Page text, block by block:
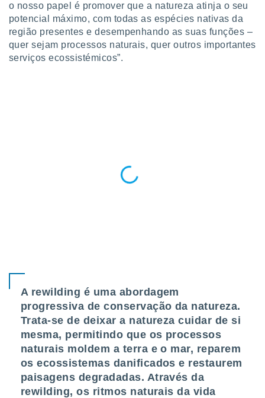
o
ou
e
como a
este sitio
IP e
possam
seus
com
o nosso papel é promover que a natureza atinja o seu
potencial máximo, com todas as espécies nativas da
região presentes e desempenhando as suas funções –
quer sejam processos naturais, quer outros importantes
serviços ecossistémicos”.
A rewilding é uma abordagem
progressiva de conservação da natureza.
Trata-se de deixar a natureza cuidar de si
mesma, permitindo que os processos
naturais moldem a terra e o mar, reparem
os ecossistemas danificados e restaurem
paisagens degradadas. Através da
rewilding, os ritmos naturais da vida